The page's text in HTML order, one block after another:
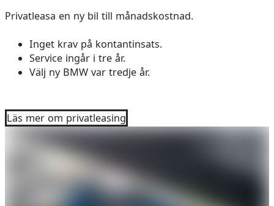
Privatleasa en ny bil till månadskostnad.
Inget krav på kontantinsats.
Service ingår i tre år.
Välj ny BMW var tredje år.
Läs mer om privatleasing